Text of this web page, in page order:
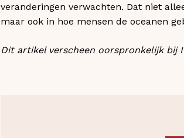
veranderingen verwachten. Dat niet
maar ook in hoe mensen de oceanen
Dit artikel verscheen oorspronkelijk bij